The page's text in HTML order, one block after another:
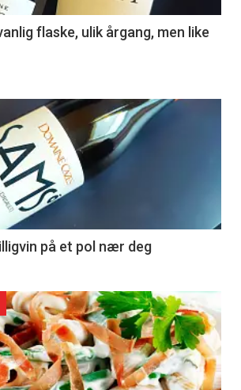
flaske, ulik årgang, men like
på et pol nær deg